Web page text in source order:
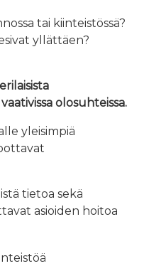
tai kiinteistössä?
yllättäen?
erilaisista
olosuhteissa.
yleisimpiä
tietoa sekä
asioiden hoitoa